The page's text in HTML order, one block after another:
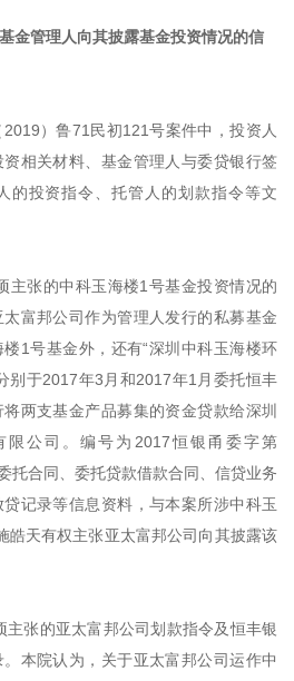
金管理人向其披露基金投资情况的信
）鲁71民初121号案件中，投资人
相关材料、基金管理人与委贷银行签
的投资指令、托管人的划款指令等文
主张的中科玉海楼1号基金投资情况的
富邦公司作为管理人发行的私募基金
1号基金外，还有“深圳中科玉海楼环
别于2017年3月和2017年1月委托恒丰
两支基金产品募集的资金贷款给深圳
公司。编号为2017恒银甬委字第
托合同、委托贷款借款合同、信贷业务
记录等信息资料，与本案所涉中科玉
皓天有权主张亚太富邦公司向其披露该
主张的亚太富邦公司划款指令及恒丰银
本院认为，关于亚太富邦公司运作中